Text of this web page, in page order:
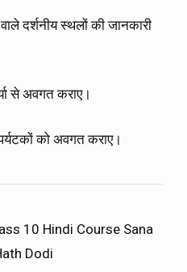
दर्शनीय स्थलों की जानकारी
से अवगत कराए।
को अवगत कराए।
10 Hindi Course Sana
Dodi